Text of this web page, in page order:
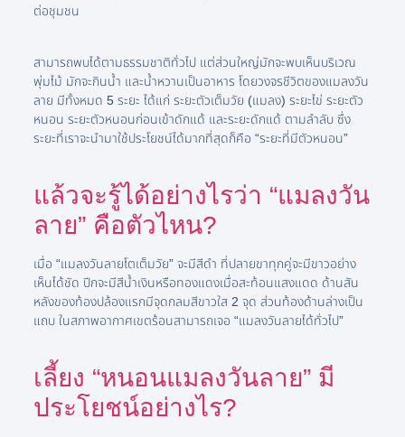
ต่อชุมชน
สามารถพบได้ตามธรรมชาติทั่วไป แต่ส่วนใหญ่มักจะพบเห็นบริเวณ
พุ่มไม้ มักจะกินน้ำ และน้ำหวานเป็นอาหาร โดยวงจรชีวิตของแมลงวัน
ลาย มีทั้งหมด 5 ระยะ ได้แก่ ระยะตัวเต็มวัย (แมลง) ระยะไข่ ระยะตัว
หนอน ระยะตัวหนอนก่อนเข้าดักแด้ และระยะดักแด้ ตามลำลับ ซึ่ง
ระยะที่เราจะนำมาใช้ประโยชน์ได้มากที่สุดก็คือ “ระยะที่มีตัวหนอน”
แล้วจะรู้ได้อย่างไรว่า “แมลงวัน
ลาย” คือตัวไหน?
เมื่อ “แมลงวันลายโตเต็มวัย” จะมีสีดำ ที่ปลายขาทุกคู่จะมีขาวอย่าง
เห็นได้ชัด ปีกจะมีสีน้ำเงินหรือทองแดงเมื่อสะท้อนแสงแดด ด้านสัน
หลังของท้องปล้องแรกมีจุดกลมสีขาวใส 2 จุด ส่วนท้องด้านล่างเป็น
แถบ ในสภาพอากาศเขตร้อนสามารถเจอ “แมลงวันลายได้ทั่วไป”
เลี้ยง “หนอนแมลงวันลาย” มี
ประโยชน์อย่างไร?